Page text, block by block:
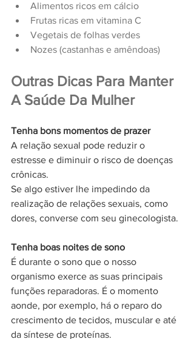
Alimentos ricos em cálcio
Frutas ricas em vitamina C
Vegetais de folhas verdes
Nozes (castanhas e amêndoas)
Outras Dicas Para Manter
A Saúde Da Mulher
Tenha bons momentos de prazer
A relação sexual pode reduzir o
estresse e diminuir o risco de doenças
crônicas.
Se algo estiver lhe impedindo da
realização de relações sexuais, como
dores, converse com seu ginecologista.
Tenha boas noites de sono
É durante o sono que o nosso
organismo exerce as suas principais
funções reparadoras. É o momento
aonde, por exemplo, há o reparo do
crescimento de tecidos, muscular e até
da síntese de proteínas.